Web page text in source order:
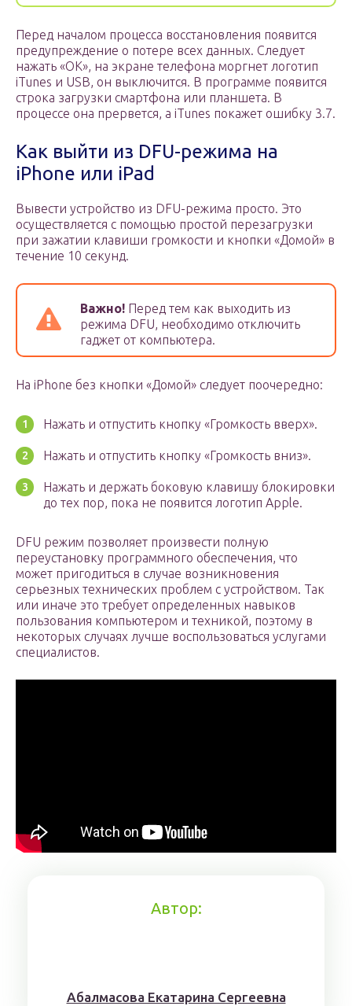
Перед началом процесса восстановления появится
предупреждение о потере всех данных. Следует
нажать «ОК», на экране телефона моргнет логотип
iTunes и USB, он выключится. В программе появится
строка загрузки смартфона или планшета. В
процессе она прервется, а iTunes покажет ошибку 3.7.
Как выйти из DFU-режима на
iPhone или iPad
Вывести устройство из DFU-режима просто. Это
осуществляется с помощью простой перезагрузки
при зажатии клавиши громкости и кнопки «Домой» в
течение 10 секунд.
Важно! Перед тем как выходить из
режима DFU, необходимо отключить
гаджет от компьютера.
На iPhone без кнопки «Домой» следует поочередно:
Нажать и отпустить кнопку «Громкость вверх».
Нажать и отпустить кнопку «Громкость вниз».
Нажать и держать боковую клавишу блокировки
до тех пор, пока не появится логотип Apple.
DFU режим позволяет произвести полную
переустановку программного обеспечения, что
может пригодиться в случае возникновения
серьезных технических проблем с устройством. Так
или иначе это требует определенных навыков
пользования компьютером и техникой, поэтому в
некоторых случаях лучше воспользоваться услугами
специалистов.
Автор:
Aбaлмaсoвa Eкaтaринa Ceргeeвнa